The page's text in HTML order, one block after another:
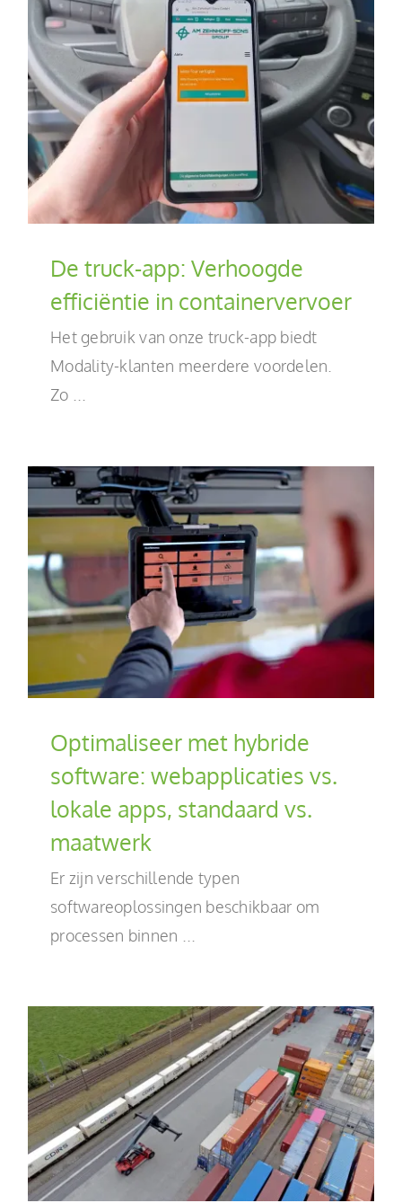
De truck-app: Verhoogde
efficiëntie in containervervoer
Het gebruik van onze truck-app biedt
Modality-klanten meerdere voordelen.
Zo ...
Optimaliseer met hybride
software: webapplicaties vs.
lokale apps, standaard vs.
maatwerk
Er zijn verschillende typen
softwareoplossingen beschikbaar om
processen binnen ...